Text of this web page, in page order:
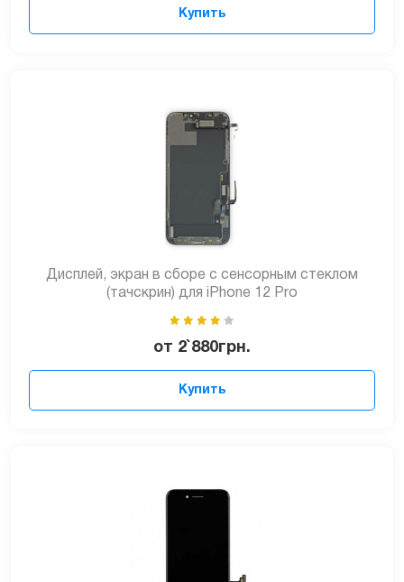
Купить
Дисплей, экран в сборе с сенсорным стеклом
(тачскрин) для iPhone 12 Pro
от 2`880грн.
Купить